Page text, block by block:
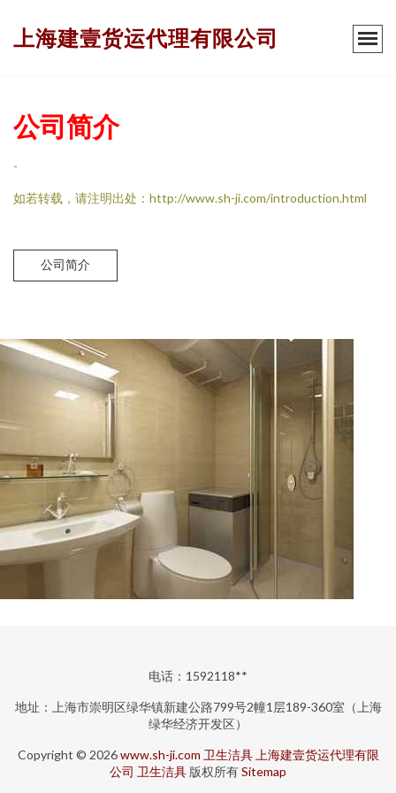
上海建壹货运代理有限公司
公司简介
-
如若转载，请注明出处：http://www.sh-ji.com/introduction.html
公司简介
电话：1592118**
地址：上海市崇明区绿华镇新建公路799号2幢1层189-360室（上海
绿华经济开发区）
Copyright © 2026www.sh-ji.com 卫生洁具 上海建壹货运代理有限
公司 卫生洁具 版权所有Sitemap